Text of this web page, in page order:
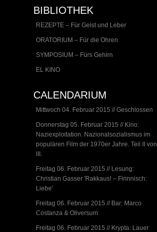
BIBLIOTHEK
REZEPTE – Für Geist und Leber
ORATORIUM – Für die Ohren
SYMPOSIUM – Fürs Gehirn
EL KINO
CALENDARIUM
Mittwoch 04. Februar 2015 // Geschlossen
Donnerstag 05. Februar 2015 // Kino:
Naziexploitation. Nazionalsozialismus im
populären Film der 1970er Jahre. Teil II von
III.
Freitag 06. Februar 2015 // Lesung:
Christian Gasser 'Rakkaus! – Finnnisch:
Liebe'
Freitag 06. Februar 2015 // Bar: Marco
Costanza & Oliversum
Freitag 06. Februar 2015 // Krypta: Lauer